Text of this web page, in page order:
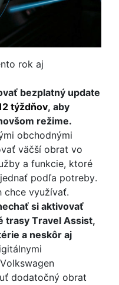
rok aj
bezplatný update
týždňov, aby
režime.
obchodnými
väčší obrat vo
a funkcie, ktoré
podľa potreby.
chce využívať.
si aktivovať
trasy Travel Assist,
a neskôr aj
dodatočný obrat